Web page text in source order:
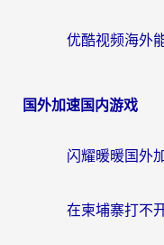
国外加速国内游戏